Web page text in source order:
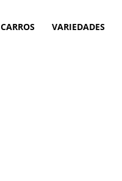
CARROS VARIEDADES